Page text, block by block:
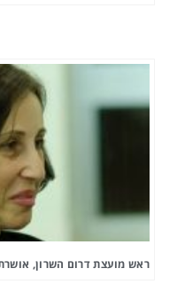
ראש מועצת דרום השרון, אושרת